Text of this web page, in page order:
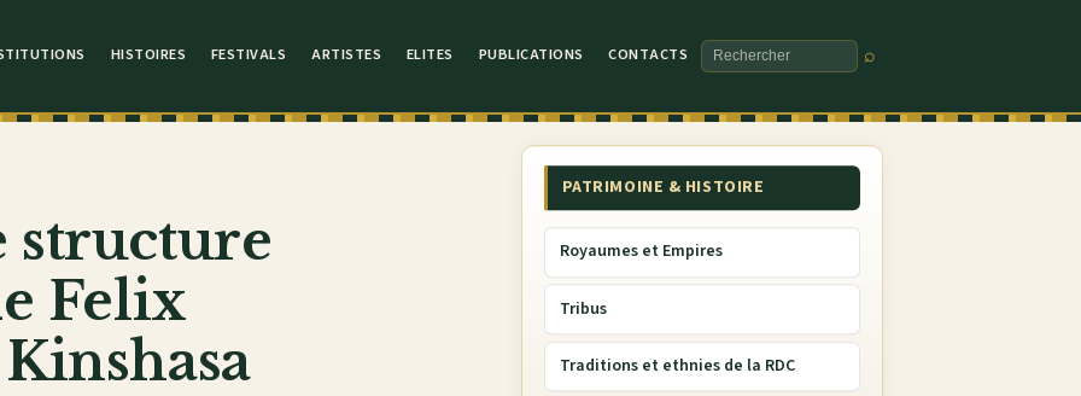
HISTOIRES FESTIVALS ARTISTES ELITES PUBLICATIONS CONTACTS
Rechercher
⌕
structure
Felix
PATRIMOINE & HISTOIRE
Royaumes et Empires
Tribus
Traditions et ethnies de la RDC